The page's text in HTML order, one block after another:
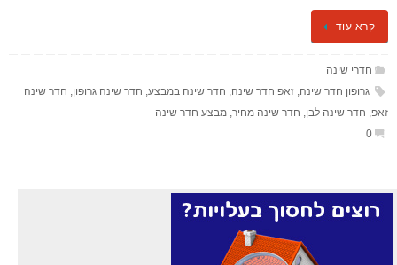
קרא עוד
חדרי שינה
גרופון חדר שינה זאפ חדר שינה חדר שינה במבצע, חדר שינה גרופון חדר שינה
זאפ חדר שינה לבן חדר שינה מחיר מבצע חדר שינה
0